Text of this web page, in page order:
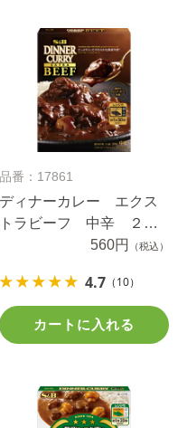
品番：17861
ディナーカレー エクス
トラビーフ 中辛 ２０
560円 （税込）
4.7 （10）
カートに入れる